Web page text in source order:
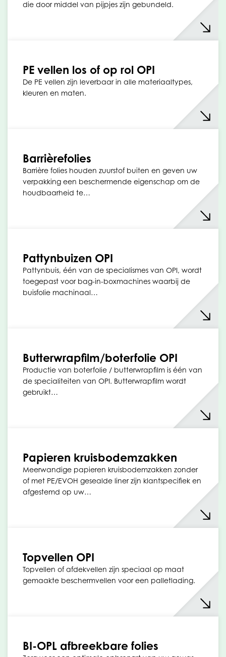
die door middel van pijpjes zijn gebundeld.
PE vellen los of op rol OPI
De PE vellen zijn leverbaar in alle materiaaltypes,
kleuren en maten.
Barrièrefolies
Barrière folies houden zuurstof buiten en geven uw
verpakking een beschermende eigenschap om de
houdbaarheid te…
Pattynbuizen OPI
Pattynbuis, één van de specialismes van OPI, wordt
toegepast voor bag-in-boxmachines waarbij de
buisfolie machinaal…
Butterwrapfilm/boterfolie OPI
Productie van boterfolie / butterwrapfilm is één van
de specialiteiten van OPI. Butterwrapfilm wordt
gebruikt…
Papieren kruisbodemzakken
Meerwandige papieren kruisbodemzakken zonder
of met PE/EVOH gesealde liner zijn klantspecifiek en
afgestemd op uw…
Topvellen OPI
Topvellen of afdekvellen zijn speciaal op maat
gemaakte beschermvellen voor een palletlading.
BI-OPL afbreekbare folies